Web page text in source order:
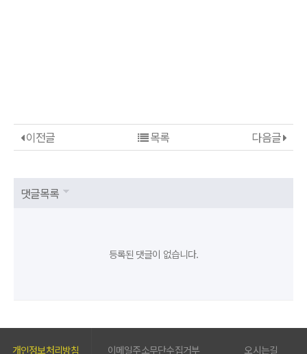
이전글 다음글
목록
댓글목록
등록된 댓글이 없습니다.
개인정보처리방침 이메일주소무단수집거부 오시는길